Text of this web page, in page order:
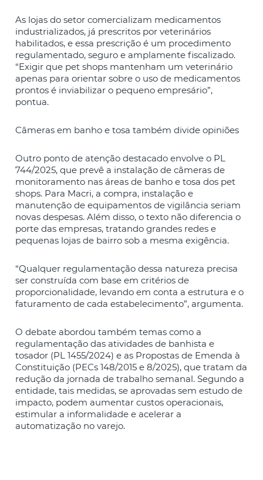
As lojas do setor comercializam medicamentos
industrializados, já prescritos por veterinários
habilitados, e essa prescrição é um procedimento
regulamentado, seguro e amplamente fiscalizado.
“Exigir que pet shops mantenham um veterinário
apenas para orientar sobre o uso de medicamentos
prontos é inviabilizar o pequeno empresário”,
pontua.
Câmeras em banho e tosa também divide opiniões
Outro ponto de atenção destacado envolve o PL
744/2025, que prevê a instalação de câmeras de
monitoramento nas áreas de banho e tosa dos pet
shops. Para Macri, a compra, instalação e
manutenção de equipamentos de vigilância seriam
novas despesas. Além disso, o texto não diferencia o
porte das empresas, tratando grandes redes e
pequenas lojas de bairro sob a mesma exigência.
“Qualquer regulamentação dessa natureza precisa
ser construída com base em critérios de
proporcionalidade, levando em conta a estrutura e o
faturamento de cada estabelecimento”, argumenta.
O debate abordou também temas como a
regulamentação das atividades de banhista e
tosador (PL 1455/2024) e as Propostas de Emenda à
Constituição (PECs 148/2015 e 8/2025), que tratam da
redução da jornada de trabalho semanal. Segundo a
entidade, tais medidas, se aprovadas sem estudo de
impacto, podem aumentar custos operacionais,
estimular a informalidade e acelerar a
automatização no varejo.